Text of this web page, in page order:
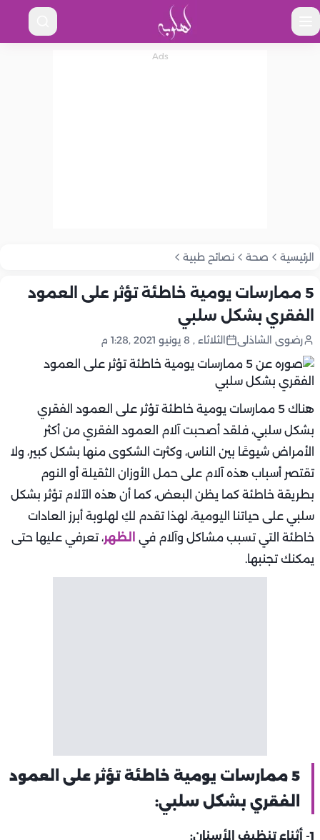
الرئيسية صحة نصائح طبية
5 ممارسات يومية خاطئة تؤثر على العمود
الفقري بشكل سلبي
رضوى الشاذلى الثلاثاء , 8 يونيو 2021 ,1:28 م
هناك 5 ممارسات يومية خاطئة تؤثر على العمود الفقري
بشكل سلبي، فلقد أصحبت آلام العمود الفقري من أكثر
الأمراض شيوعًا بين الناس، وكثرت الشكوى منها بشكل كبير، ولا
تقتصر أسباب هذه آلام على حمل الأوزان الثقيلة أو النوم
بطريقة خاطئة كما يظن البعض، كما أن هذه الآلام تؤثر بشكل
سلبي على حياتنا اليومية، لهذا تقدم لكِ لهلوبة أبرز العادات
خاطئة التي تسبب مشاكل وآلام في
الظهر، تعرفي عليها حتى
يمكنك تجنبها.
5 ممارسات يومية خاطئة تؤثر على العمود
الفقري بشكل سلبي:
1- أثناء تنظيف الأسنان: